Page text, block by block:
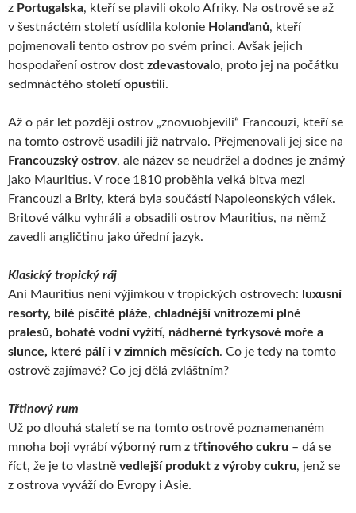
z Portugalska, kteří se plavili okolo Afriky. Na ostrově se až
v šestnáctém století usídlila kolonie Holanďanů, kteří
pojmenovali tento ostrov po svém princi. Avšak jejich
hospodaření ostrov dost zdevastovalo, proto jej na počátku
sedmnáctého století opustili.
Až o pár let později ostrov „znovuobjevili“ Francouzi, kteří se
na tomto ostrově usadili již natrvalo. Přejmenovali jej sice na
Francouzský ostrov, ale název se neudržel a dodnes je známý
jako Mauritius. V roce 1810 proběhla velká bitva mezi
Francouzi a Brity, která byla součástí Napoleonských válek.
Britové válku vyhráli a obsadili ostrov Mauritius, na němž
zavedli angličtinu jako úřední jazyk.
Klasický tropický ráj
Ani Mauritius není výjimkou v tropických ostrovech: luxusní
resorty, bílé písčité pláže, chladnější vnitrozemí plné
pralesů, bohaté vodní vyžití, nádherné tyrkysové moře a
slunce, které pálí i v zimních měsících. Co je tedy na tomto
ostrově zajímavé? Co jej dělá zvláštním?
Třtinový rum
Už po dlouhá staletí se na tomto ostrově poznamenaném
mnoha boji vyrábí výborný rum z třtinového cukru – dá se
říct, že je to vlastně vedlejší produkt z výroby cukru, jenž se
z ostrova vyváží do Evropy i Asie.